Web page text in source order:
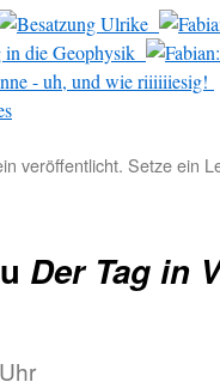
veröffentlicht. Setze ein
Der Tag in